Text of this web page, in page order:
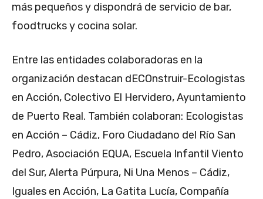
más pequeños y dispondrá de servicio de bar,
foodtrucks y cocina solar.
Entre las entidades colaboradoras en la
organización destacan dECOnstruir-Ecologistas
en Acción, Colectivo El Hervidero, Ayuntamiento
de Puerto Real. También colaboran: Ecologistas
en Acción – Cádiz, Foro Ciudadano del Río San
Pedro, Asociación EQUA, Escuela Infantil Viento
del Sur, Alerta Púrpura, Ni Una Menos – Cádiz,
Iguales en Acción, La Gatita Lucía, Compañía